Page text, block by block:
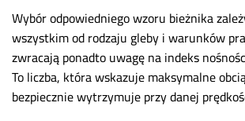
Wybór odpowiedniego wzoru bieżnika
wszystkim od rodzaju gleby i warunków
zwracają ponadto uwagę na indeks
To liczba, która wskazuje maksymalne
bezpiecznie wytrzymuje przy danej